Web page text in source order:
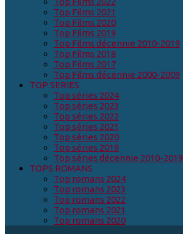
Top Films 2021
Top Films 2020
Top Films 2019
Top Films décennie 2010-2019
Top Films 2018
Top Films 2017
Top Films décennie 2000-2009
TOP SERIES
Top séries 2024
Top séries 2023
Top séries 2022
Top séries 2021
Top séries 2020
Top séries 2019
Top séries décennie 2010-2019
TOPS ROMANS
Top romans 2024
Top romans 2023
Top romans 2022
Top romans 2021
Top romans 2020